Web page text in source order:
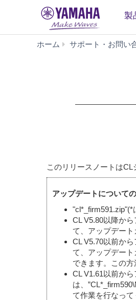
製
ホーム サポート・お問い
このリリースノートは
アップデートについて
"cl*_firm591.zip"(*
CL V5.80以降か
て、アップデート
CL V5.70以前か
て、アップデー
できます。この
CL V1.61以前か
は、
て作業を行なっ